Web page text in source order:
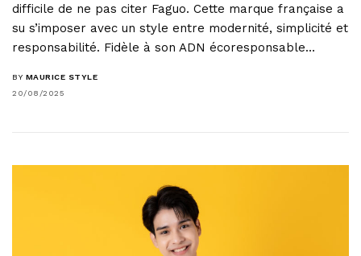
difficile de ne pas citer Faguo. Cette marque française a
su s’imposer avec un style entre modernité, simplicité et
responsabilité. Fidèle à son ADN écoresponsable…
BY MAURICE STYLE
20/08/2025